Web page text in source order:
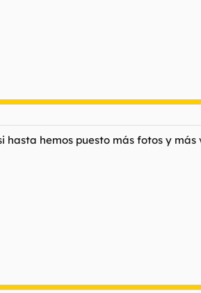
hasta hemos puesto más fotos y